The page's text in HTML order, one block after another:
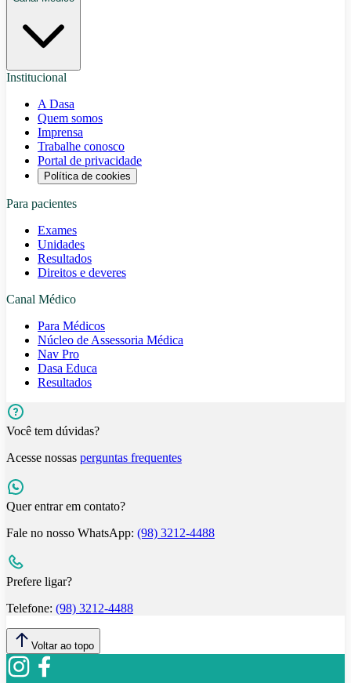
Institucional
A Dasa
Quem somos
Imprensa
Trabalhe conosco
Portal de privacidade
Política de cookies
Para pacientes
Exames
Unidades
Resultados
Direitos e deveres
Canal Médico
Para Médicos
Núcleo de Assessoria Médica
Nav Pro
Dasa Educa
Resultados
Você tem dúvidas?
Acesse nossas perguntas frequentes
Quer entrar em contato?
Fale no nosso WhatsApp: (98) 3212-4488
Prefere ligar?
Telefone: (98) 3212-4488
Voltar ao topo